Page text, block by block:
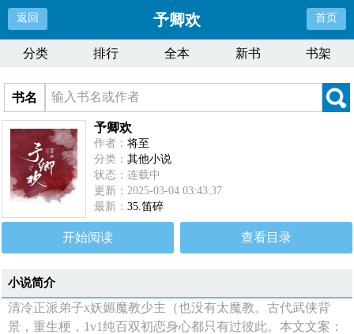
返回 予卿欢 首页
分类 排行 全本 新书 书架
书名
予卿欢
作者：将至
分类：其他小说
状态：连载中
更新：2025-03-04 03:43:37
最新：35.笛碎
开始阅读 查看目录
小说简介
清冷正派弟子x妖媚魔教少主（也没有太魔教。古代武侠背
景，重生梗，1v1纯百双初恋身心都只有过彼此。本文文案：